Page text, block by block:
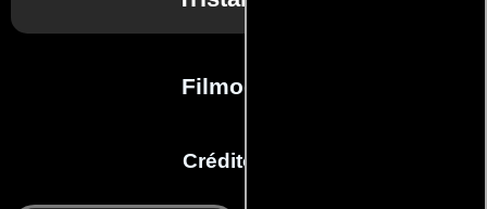
Filmografía
Créditos en: